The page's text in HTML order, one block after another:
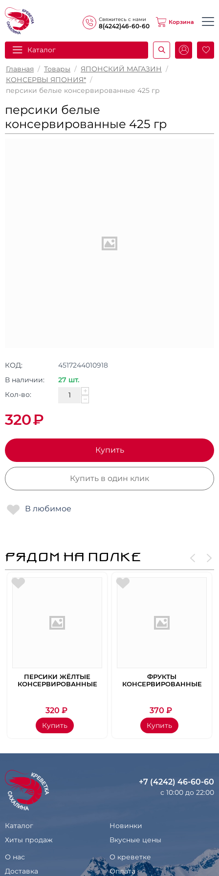
Свяжитесь с нами
8(4242)46-60-60
Корзина
Каталог
Главная / Товары / ЯПОНСКИЙ МАГАЗИН /
КОНСЕРВЫ ЯПОНИЯ* /
персики белые консервированные 425 гр
персики белые
консервированные 425 гр
КОД:
4517244010918
В наличии:
27 шт.
Кол-во:
+
−
320₽
Купить
Купить в один клик
РЯДОМ НА ПОЛКЕ
ПЕРСИКИ ЖЁЛТЫЕ
КОНСЕРВИРОВАННЫЕ
₽
Купить
ФРУКТЫ
КОНСЕРВИРОВАННЫЕ
370 ₽
Купить
+7 (4242) 46-60-60
с 10:00 до 22:00
Каталог
Новинки
Хиты продаж
Вкусные цены
О нас
О креветке
Доставка
Оплата